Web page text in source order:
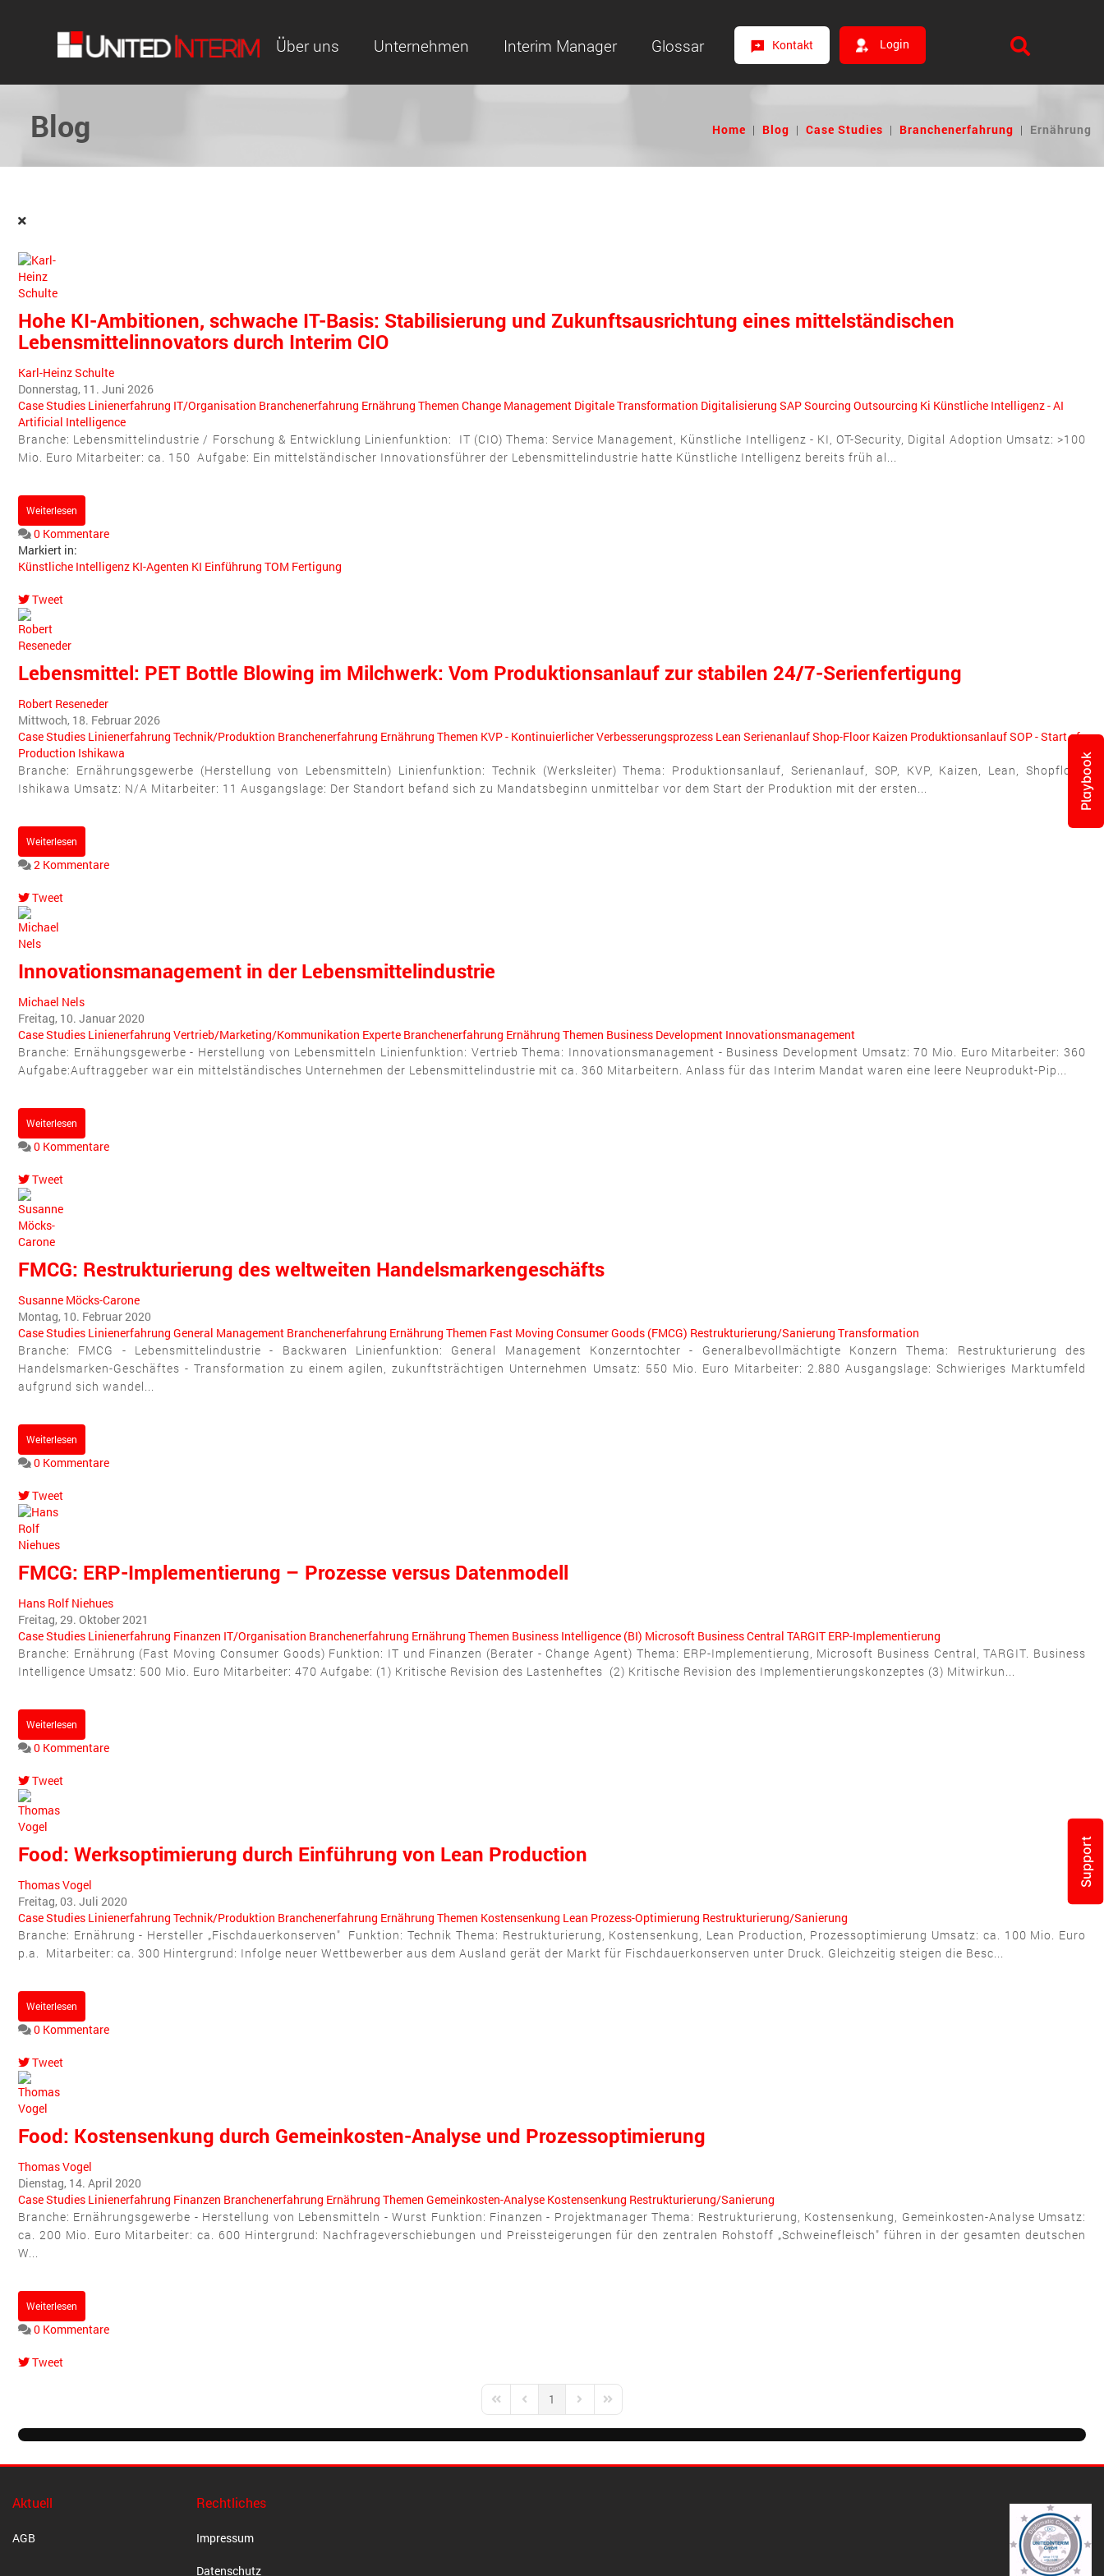
Über uns Unternehmen Interim Manager Glossar Kontakt Login
Blog Home | Blog | Case Studies | Branchenerfahrung | Ernährung
Hohe KI-Ambitionen, schwache IT-Basis: Stabilisierung und Zukunftsausrichtung eines mittelständischen
Lebensmittelinnovators durch Interim CIO
Karl-Heinz Schulte
Donnerstag, 11. Juni 2026
Case Studies Linienerfahrung IT/Organisation Branchenerfahrung Ernährung Themen Change Management Digitale Transformation Digitalisierung SAPSourcing Outsourcing Ki Künstliche Intelligenz - AI
Artificial Intelligence
Branche: Lebensmittelindustrie / Forschung & Entwicklung Linienfunktion: IT (CIO) Thema: Service Management, Künstliche Intelligenz - KI, OT-Security, Digital Adoption Umsatz: >100
Mio. Euro Mitarbeiter: ca. 150 Aufgabe: Ein mittelständischer Innovationsführer der Lebensmittelindustrie hatte Künstliche Intelligenz bereits früh al...
Weiterlesen
0 Kommentare
Markiert in:
Künstliche Intelligenz KI-Agenten KI Einführung TOM Fertigung
Tweet
pinterest
Lebensmittel: PET Bottle Blowing im Milchwerk: Vom Produktionsanlauf zur stabilen 24/7-Serienfertigung
Robert Reseneder
Mittwoch, 18. Februar 2026
Case Studies Linienerfahrung Technik/Produktion Branchenerfahrung Ernährung Themen KVP - Kontinuierlicher Verbesserungsprozess Lean SerienanlaufShop-Floor Kaizen ProduktionsanlaufSOP - Start of
Production Ishikawa
Branche: Ernährungsgewerbe (Herstellung von Lebensmitteln) Linienfunktion: Technik (Werksleiter) Thema: Produktionsanlauf, Serienanlauf, SOP, KVP, Kaizen, Lean, Shopfloor,
Ishikawa Umsatz: N/A Mitarbeiter: 11 Ausgangslage: Der Standort befand sich zu Mandatsbeginn unmittelbar vor dem Start der Produktion mit der ersten...
Weiterlesen
2 Kommentare
Tweet
pinterest
Innovationsmanagement in der Lebensmittelindustrie
Michael Nels
Freitag, 10. Januar 2020
Case Studies Linienerfahrung Vertrieb/Marketing/Kommunikation Experte Branchenerfahrung Ernährung Themen Business Development Innovationsmanagement
Branche: Ernähungsgewerbe - Herstellung von Lebensmitteln Linienfunktion: Vertrieb Thema: Innovationsmanagement - Business Development Umsatz: 70 Mio. Euro Mitarbeiter: 360
Aufgabe:Auftraggeber war ein mittelständisches Unternehmen der Lebensmittelindustrie mit ca. 360 Mitarbeitern. Anlass für das Interim Mandat waren eine leere Neuprodukt-Pip...
Weiterlesen
0 Kommentare
Tweet
pinterest
FMCG: Restrukturierung des weltweiten Handelsmarkengeschäfts
Susanne Möcks-Carone
Montag, 10. Februar 2020
Case Studies Linienerfahrung General Management Branchenerfahrung Ernährung Themen Fast Moving Consumer Goods (FMCG) Restrukturierung/Sanierung Transformation
Branche: FMCG - Lebensmittelindustrie - Backwaren Linienfunktion: General Management Konzerntochter - Generalbevollmächtigte Konzern Thema: Restrukturierung des
Handelsmarken-Geschäftes - Transformation zu einem agilen, zukunftsträchtigen Unternehmen Umsatz: 550 Mio. Euro Mitarbeiter: 2.880 Ausgangslage: Schwieriges Marktumfeld
aufgrund sich wandel...
Weiterlesen
0 Kommentare
Tweet
pinterest
FMCG: ERP-Implementierung – Prozesse versus Datenmodell
Hans Rolf Niehues
Freitag, 29. Oktober 2021
Case Studies Linienerfahrung Finanzen IT/Organisation Branchenerfahrung Ernährung Themen Business Intelligence (BI) Microsoft Business Central TARGIT ERP-Implementierung
Branche: Ernährung (Fast Moving Consumer Goods) Funktion: IT und Finanzen (Berater - Change Agent) Thema: ERP-Implementierung, Microsoft Business Central, TARGIT. Business
Intelligence Umsatz: 500 Mio. Euro Mitarbeiter: 470 Aufgabe: (1) Kritische Revision des Lastenheftes (2) Kritische Revision des Implementierungskonzeptes (3) Mitwirkun...
Weiterlesen
0 Kommentare
Tweet
pinterest
Food: Werksoptimierung durch Einführung von Lean Production
Thomas Vogel
Freitag, 03. Juli 2020
Case Studies Linienerfahrung Technik/Produktion Branchenerfahrung Ernährung Themen Kostensenkung Lean Prozess-Optimierung Restrukturierung/Sanierung
Branche: Ernährung - Hersteller „Fischdauerkonserven" Funktion: Technik Thema: Restrukturierung, Kostensenkung, Lean Production, Prozessoptimierung Umsatz: ca. 100 Mio. Euro
p.a. Mitarbeiter: ca. 300 Hintergrund: Infolge neuer Wettbewerber aus dem Ausland gerät der Markt für Fischdauerkonserven unter Druck. Gleichzeitig steigen die Besc...
Weiterlesen
0 Kommentare
Tweet
pinterest
Food: Kostensenkung durch Gemeinkosten-Analyse und Prozessoptimierung
Thomas Vogel
Dienstag, 14. April 2020
Case Studies Linienerfahrung Finanzen Branchenerfahrung Ernährung Themen Gemeinkosten-Analyse Kostensenkung Restrukturierung/Sanierung
Branche: Ernährungsgewerbe - Herstellung von Lebensmitteln - Wurst Funktion: Finanzen - Projektmanager Thema: Restrukturierung, Kostensenkung, Gemeinkosten-Analyse Umsatz:
ca. 200 Mio. Euro Mitarbeiter: ca. 600 Hintergrund: Nachfrageverschiebungen und Preissteigerungen für den zentralen Roh­stoff „Schweinefleisch" führen in der gesamten deutschen
W...
Weiterlesen
0 Kommentare
Tweet
First PagePrevious Page
1 Next PageLast Page
Aktuell
AGB
Rechtliches
Impressum
Datenschutz
Playbook
Support